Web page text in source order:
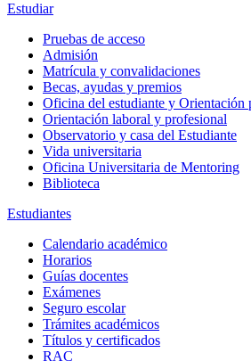
Estudiar
Pruebas de acceso
Admisión
Matrícula y convalidaciones
Becas, ayudas y premios
Oficina del estudiante y Orientación
Orientación laboral y profesional
Observatorio y casa del Estudiante
Vida universitaria
Oficina Universitaria de Mentoring
Biblioteca
Estudiantes
Calendario académico
Horarios
Guías docentes
Exámenes
Seguro escolar
Trámites académicos
Títulos y certificados
RAC